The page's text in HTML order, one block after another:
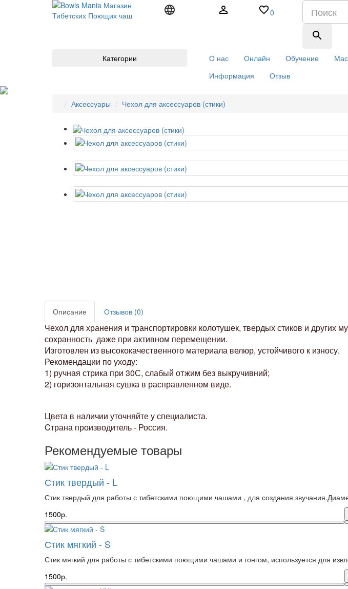
0
Категории О нас Онлайн Обучение
Информация
Отзыв
Аксессуары Чехол для аксессуаров (стики)
Описание Отзывов (0)
Чехол для хранения и транспортировки колотушек, твердых стиков и
сохранность даже при активном перемещении.
Изготовлен из высококачественного материала велюр, устойчивого к износу.
Рекомендации по уходу:
1) ручная стрика при 30С, слабый отжим без выкручивний;
2) горизонтальная сушка в расправленном виде.
Цвета в наличии уточняйте у специалиста.
Cтрана производитель - Россия.
Рекомендуемые товары
Стик твердый - L
Стик твердый для работы с тибетскими поющими чашами , для создания
1500р.
Стик мягкий - S
Стик мягкий для работы с тибетскими поющими чашами и гонгом, используется для
1500р.